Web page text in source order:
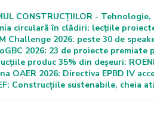
CONSTRUCȚIILOR -
circulară în clădiri: lecțiile
Challenge 2026: peste 30 de
2026: 23 de proiecte
produc 35% din deșeuri:
OAER 2026: Directiva EPBD IV
Construcțiile sustenabile,